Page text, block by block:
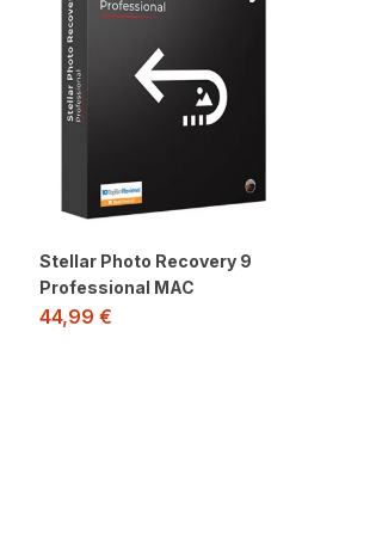
Stellar Photo Recovery 9
Professional MAC
44,99 €